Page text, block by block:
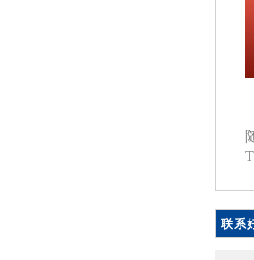
联系